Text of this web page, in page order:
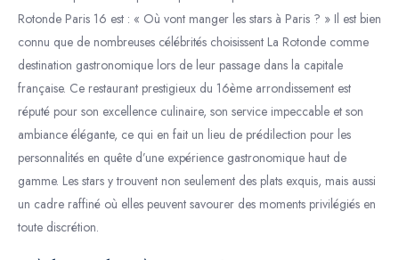
Rotonde Paris 16 est : « Où vont manger les stars à Paris ? » Il est bien
connu que de nombreuses célébrités choisissent La Rotonde comme
destination gastronomique lors de leur passage dans la capitale
française. Ce restaurant prestigieux du 16ème arrondissement est
réputé pour son excellence culinaire, son service impeccable et son
ambiance élégante, ce qui en fait un lieu de prédilection pour les
personnalités en quête d’une expérience gastronomique haut de
gamme. Les stars y trouvent non seulement des plats exquis, mais aussi
un cadre raffiné où elles peuvent savourer des moments privilégiés en
toute discrétion.